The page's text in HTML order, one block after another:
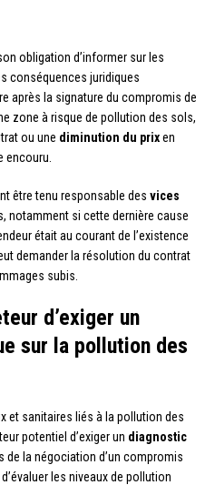
obligation d’informer sur les
conséquences juridiques
après la signature du compromis de
zone à risque de pollution des sols,
ou une diminution du prixen
encouru.
être tenu responsable des vices
notamment si cette dernière cause
était au courant de l’existence
demander la résolution du contrat
subis.
d’exiger un
sur la pollution des
et sanitaires liés à la pollution des
potentiel d’exiger un diagnostic
de la négociation d’un compromis
les niveaux de pollution